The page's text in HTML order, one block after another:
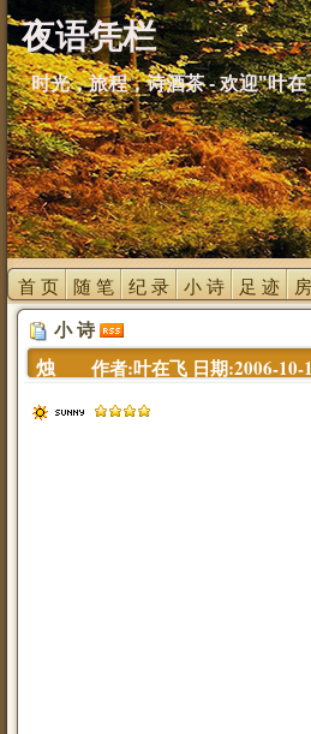
夜语凭栏
时光，旅程，诗酒茶 - 欢迎"叶
首 页 随 笔 纪 录 小 诗 足 迹
小 诗
烛 作者:叶在飞 日期:2006-10-